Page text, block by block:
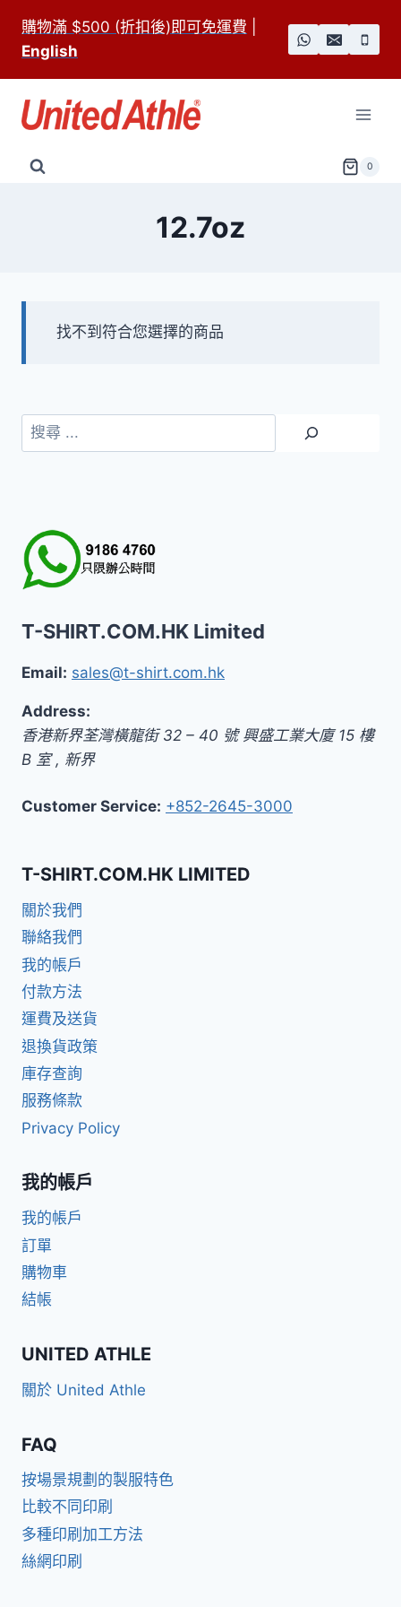
content
購物滿 $500 (折扣後)即可免運費
English
0
12.7oz
找不到符合您選擇的商品
搜
尋
T-SHIRT.COM.HK Limited
Email: sales@t-shirt.com.hk
Address:
香港新界荃灣橫龍街 32 – 40 號 興盛工業大廈 15 樓
B 室, 新界
Customer Service: +852-2645-3000
T-SHIRT.COM.HK LIMITED
關於我們
聯絡我們
我的帳戶
付款方法
運費及送貨
退換貨政策
庫存查詢
服務條款
Privacy Policy
我的帳戶
我的帳戶
訂單
購物車
結帳
UNITED ATHLE
關於 United Athle
FAQ
按場景規劃的製服特色
比較不同印刷
多種印刷加工方法
絲網印刷